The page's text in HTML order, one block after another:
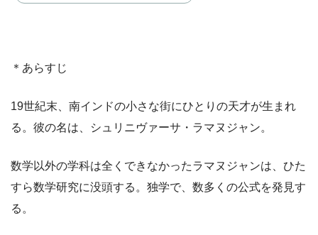
＊あらすじ
19世紀末、南インドの小さな街にひとりの天才が生まれ
る。彼の名は、シュリニヴァーサ・ラマヌジャン。
数学以外の学科は全くできなかったラマヌジャンは、ひた
すら数学研究に没頭する。独学で、数多くの公式を発見す
る。